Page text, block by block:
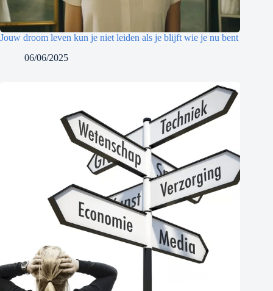
Jouw droom leven kun je niet leiden als je blijft wie je nu bent
06/06/2025